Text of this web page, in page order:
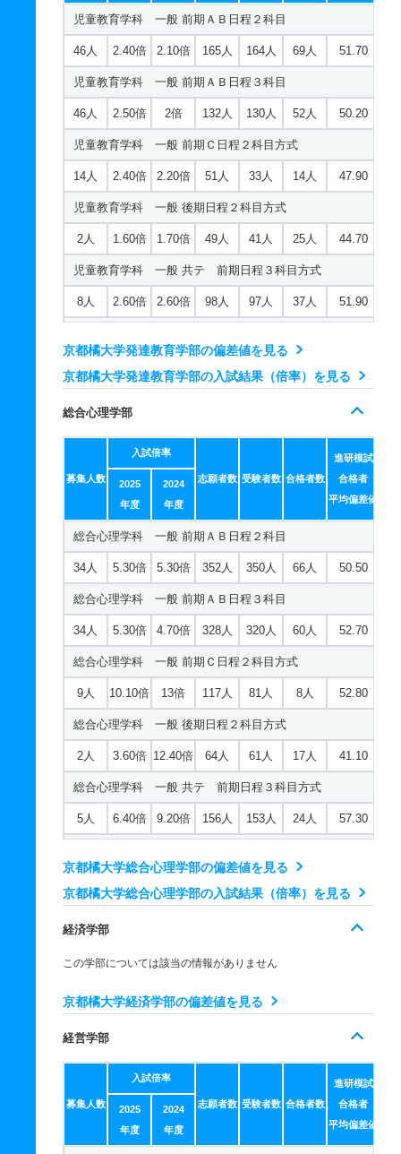
建築デザイン学科 一般 ニ 前期日程４科目方式
5人 6.20倍 5.70倍 89人 87人 14人 －
建築デザイン学科 一般 ニ 後期日程２科目方式
2人 2.70倍 2.30倍 16人 16人 6人 －
建築デザイン学科 推薦 公募推薦併願制
22人 2.20倍 2.10倍 363人 357人 163人 －
建築デザイン学科 推薦 特技推薦
3人 1倍 － 1人 1人 1人 －
3人 7.60倍 － 61人
日本語日本文学科 一般 ニ 後期日程２科目方式
2人 4.70倍 － 14人
日本語日本文学科 推薦 公募推薦併願制
15人 3.60倍 － 451人 126人
日本語日本文学科 推薦 特技推薦
3人 1倍 － 1人
歴史学科 一般 前期ＡＢ日程２科目
34人 4.30倍 1.90倍 295人 68人
歴史学科 一般 前期ＡＢ日程３科目
34人 4.20倍 2倍 351人 346人 82人 49.40
歴史学科 一般 前期Ｃ日程２科目方式
12人 3.20倍 2.60倍 90人 74人 23人 47.40
歴史学科 一般 後期日程２科目方式
5.20倍 1.40倍 －
歴史学科 一般 共テ 前期日程３科目方式
3.20倍 2.50倍
歴史学科 一般 共テ 前期ＡＢ日程併用方式
34人 4.20倍 － 109人 106人 25人 53.60
歴史学科 一般 共テ 前期Ｃ日程併用方式
12人 3.50倍 － 21人 14人 4人 51.70
歴史学科 一般 ニ 前期日程４科目方式
5人 3.80倍 4.10倍 78人 76人 20人 －
歴史学科 一般 ニ 後期日程２科目方式
2人 3.30倍 2.60倍 20人 20人 6人 －
歴史学科 推薦 特技推薦
3人 － 1倍 0人 0人 0人 －
歴史学科 推薦 公募推薦併願制
26人 1.40倍 1.40倍 559人 543人 387人
歴史遺産学科 一般 前期ＡＢ日程２科目
16人 2.90倍 1.90倍 252人 247人 84人 48.60
歴史遺産学科 一般 前期Ｃ日程２科目方式
2.40倍 2倍 46.30
歴史遺産学科 一般 後期日程２科目方式
3.70倍 1.20倍
児童教育学科 一般 前期ＡＢ日程２科目
46人 2.40倍 2.10倍 165人 164人 69人 51.70
児童教育学科 一般 前期ＡＢ日程３科目
46人 2.50倍 2倍 132人 130人 52人 50.20
児童教育学科 一般 前期Ｃ日程２科目方式
14人 2.40倍 2.20倍 51人 33人 14人 47.90
児童教育学科 一般 後期日程２科目方式
2人 1.60倍 1.70倍 49人 41人 25人 44.70
児童教育学科 一般 共テ 前期日程３科目方式
8人 2.60倍 2.60倍 98人 97人 37人 51.90
児童教育学科 一般 ニ 前期日程４科目方式
2倍 6倍
児童教育学科 一般 ニ 後期日程２科目方式
2人 1.80倍 1.30倍 18人 18人 10人 －
児童教育学科 推薦 公募推薦専願制
24人 1.20倍 1.30倍 33人 33人 28人 －
児童教育学科 推薦 公募推薦併願制
20人 1.90倍 2倍 296人 290人 149人 －
児童教育学科 推薦 特技推薦
8人 1倍 1倍 6人 6人 6人 －
京都橘大学発達教育学部の偏差値を見る
京都橘大学発達教育学部の入試結果（倍率）を見る
総合心理学部
募集人数
入試倍率
志願者数 受験者数 合格者数
進研模試
合格者
平均偏差値
2025
年度
2024
年度
総合心理学科 一般 前期ＡＢ日程２科目
34人 5.30倍 5.30倍 352人 350人 66人 50.50
総合心理学科 一般 前期ＡＢ日程３科目
34人 5.30倍 4.70倍 328人 320人 60人 52.70
総合心理学科 一般 前期Ｃ日程２科目方式
9人 10.10倍 13倍 117人 81人 8人 52.80
総合心理学科 一般 後期日程２科目方式
2人 3.60倍 12.40倍 64人 61人 17人 41.10
総合心理学科 一般 共テ 前期日程３科目方式
5人 6.40倍 9.20倍 156人 153人 24人 57.30
5人 9.90倍 19.30倍 91人 89人
総合心理学科 一般 ニ 後期日程２科目方式
3.60倍 8.70倍
総合心理学科 推薦 公募推薦併願制
3.50倍 3.50倍 －
京都橘大学総合心理学部の偏差値を見る
京都橘大学総合心理学部の入試結果（倍率）を見る
経済学部
この学部については該当の情報がありません
京都橘大学経済学部の偏差値を見る
経営学部
募集人数
入試倍率
志願者数 受験者数 合格者数
進研模試
合格者
平均偏差値
2025
年度
2024
年度